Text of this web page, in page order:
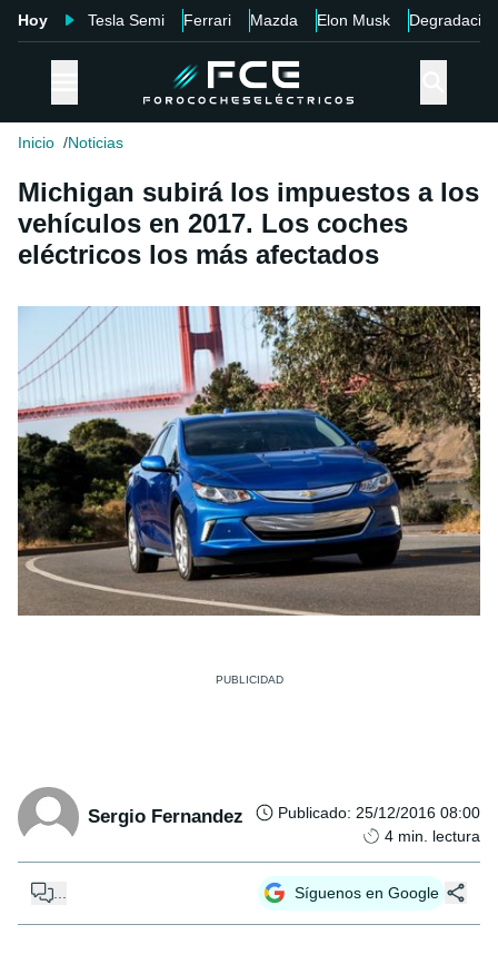
Hoy Tesla Semi Ferrari Mazda Elon Musk Degradación
Inicio Noticias
Michigan subirá los impuestos a los
vehículos en 2017. Los coches
eléctricos los más afectados
Sergio Fernandez Publicado: 25/12/2016 08:00
4 min. lectura
Síguenos en Google